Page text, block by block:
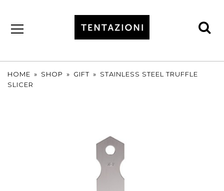
HOME » SHOP » GIFT » STAINLESS STEEL TRUFFLE
SLICER